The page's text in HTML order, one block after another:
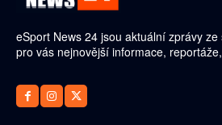
eSport News 24 jsou aktuální zprávy
pro vás nejnovější informace,